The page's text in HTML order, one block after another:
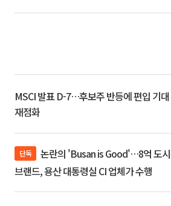
MSCI 발표 D-7…후보주 반등에 편입 기대
재점화
단독
브랜드, 용산 대통령실 CI 업체가 수행